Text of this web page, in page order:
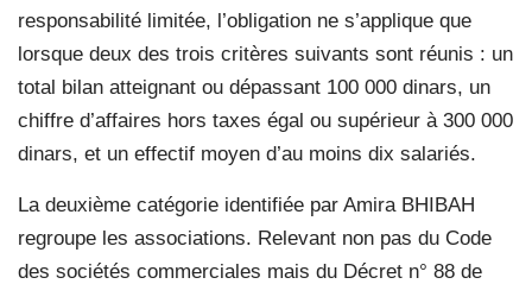
responsabilité limitée, l’obligation ne s’applique que
lorsque deux des trois critères suivants sont réunis : un
total bilan atteignant ou dépassant 100 000 dinars, un
chiffre d’affaires hors taxes égal ou supérieur à 300 000
dinars, et un effectif moyen d’au moins dix salariés.
La deuxième catégorie identifiée par Amira BHIBAH
regroupe les associations. Relevant non pas du Code
des sociétés commerciales mais du Décret n° 88 de